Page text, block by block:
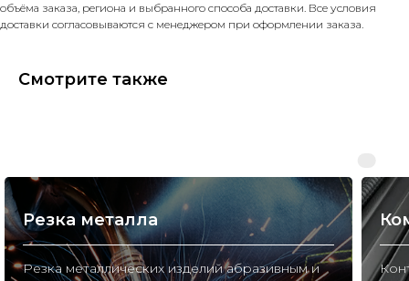
объёма заказа, региона и выбранного способа доставки. Все условия
доставки согласовываются с менеджером при оформлении заказа.
Смотрите также
Резка металла
Резка металлических изделий абразивным и